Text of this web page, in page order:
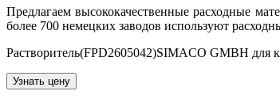
Предлагаем высококачественные расходные
более 700 немецких заводов используют
Растворитель(FPD2605042)SIMACO GMBH для
Узнать цену